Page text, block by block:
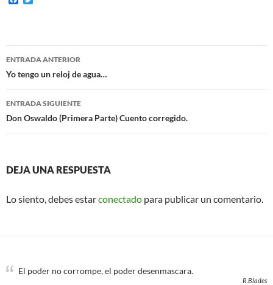
o
o
e
r
Navegación
de
entradas
ENTRADA ANTERIOR
Yo tengo un reloj de agua…
ENTRADA SIGUIENTE
Don Oswaldo (Primera Parte) Cuento corregido.
DEJA UNA RESPUESTA
Lo siento, debes estarconectado para publicar un comentario.
El poder no corrompe, el poder desenmascara.
R.Blades